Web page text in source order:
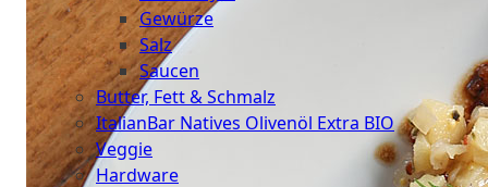
Gewürze
Salz
Saucen
Butter, Fett & Schmalz
ItalianBar Natives Olivenöl Extra BIO
Veggie
Hardware